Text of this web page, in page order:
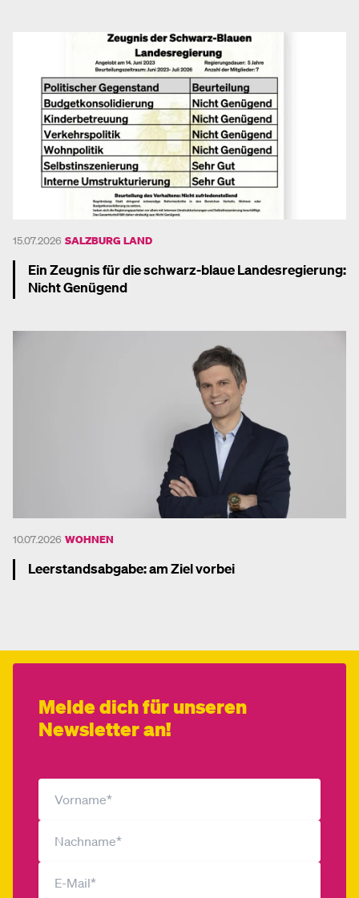
15.07.2026 SALZBURG LAND
Ein Zeugnis für die schwarz-blaue Landesregierung:
Nicht Genügend
10.07.2026 WOHNEN
Leerstandsabgabe: am Ziel vorbei
Melde dich für unseren
Newsletter an!